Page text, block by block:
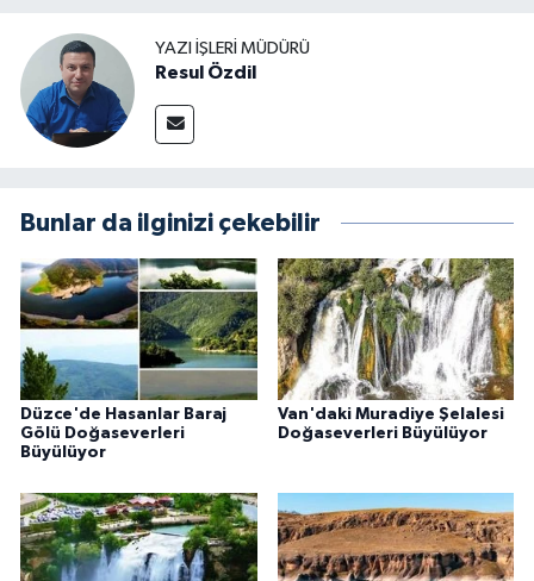
YAZI İŞLERI MÜDÜRÜ
Resul Özdil
Bunlar da ilginizi çekebilir
Düzce'de Hasanlar Baraj
Gölü Doğaseverleri
Büyülüyor
Van'daki Muradiye Şelalesi
Doğaseverleri Büyülüyor